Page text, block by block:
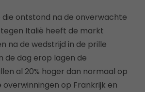
die ontstond na de onverwachte
Italië heeft de markt
na de wedstrijd in de prille
de dag erop lagen de
al 20% hoger dan normaal op
overwinningen op Frankrijk en